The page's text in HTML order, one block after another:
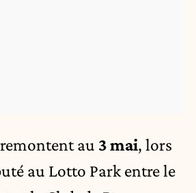
au 3 mai, lors
au Lotto Park entre le